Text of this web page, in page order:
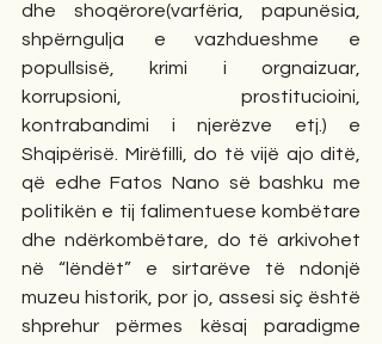
dhe shoqërore(varfëria, papunësia,
shpërngulja e vazhdueshme e
popullsisë, krimi i orgnaizuar,
korrupsioni, prostitucioini,
kontrabandimi i njerëzve etj.) e
Shqipërisë. Mirëfilli, do të vijë ajo ditë,
që edhe Fatos Nano së bashku me
politikën e tij falimentuese kombëtare
dhe ndërkombëtare, do të arkivohet
në “lëndët” e sirtarëve të ndonjë
muzeu historik, por jo, assesi siç është
shprehur përmes kësaj paradigme